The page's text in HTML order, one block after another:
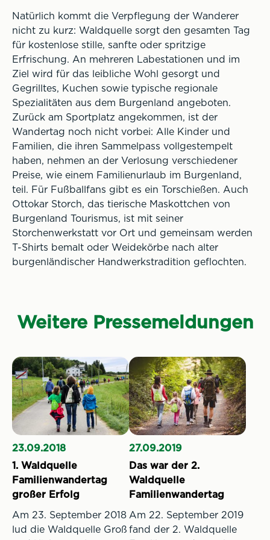
Natürlich kommt die Verpflegung der Wanderer
nicht zu kurz: Waldquelle sorgt den gesamten Tag
für kostenlose stille, sanfte oder spritzige
Erfrischung. An mehreren Labestationen und im
Ziel wird für das leibliche Wohl gesorgt und
Gegrilltes, Kuchen sowie typische regionale
Spezialitäten aus dem Burgenland angeboten.
Zurück am Sportplatz angekommen, ist der
Wandertag noch nicht vorbei: Alle Kinder und
Familien, die ihren Sammelpass vollgestempelt
haben, nehmen an der Verlosung verschiedener
Preise, wie einem Familienurlaub im Burgenland,
teil. Für Fußballfans gibt es ein Torschießen. Auch
Ottokar Storch, das tierische Maskottchen von
Burgenland Tourismus, ist mit seiner
Storchenwerkstatt vor Ort und gemeinsam werden
T-Shirts bemalt oder Weidekörbe nach alter
burgenländischer Handwerkstradition geflochten.
Weitere Pressemeldungen
23.09.2018
1. Waldquelle
Familienwandertag
großer Erfolg
Am 23. September 2018
lud die Waldquelle Groß
27.09.2019
Das war der 2.
Waldquelle
Familienwandertag
Am 22. September 2019
fand der 2. Waldquelle